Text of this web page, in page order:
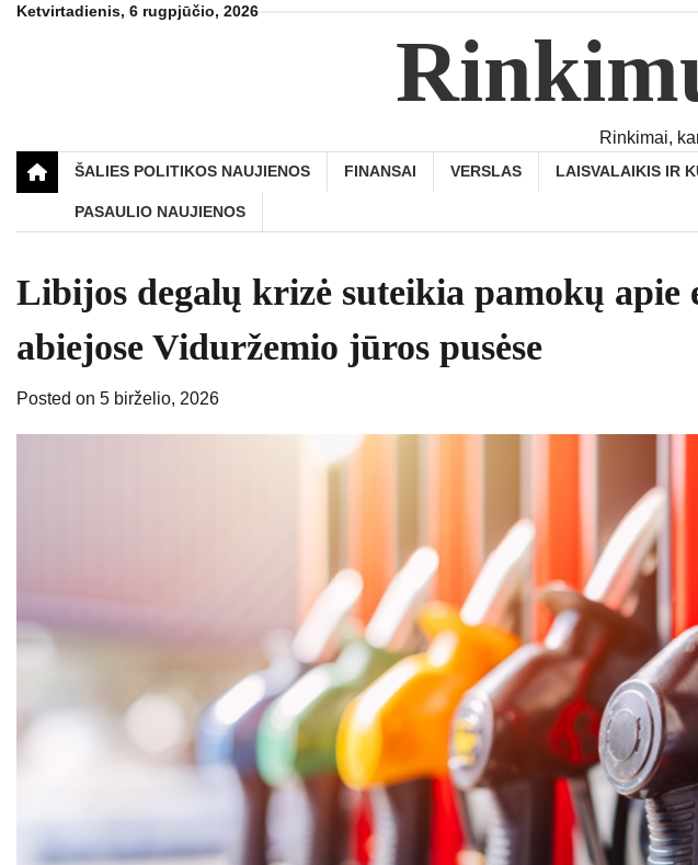
SkipKetvirtadienis, 6 rugpjūčio, 2026
Rinkimai,
ŠALIES POLITIKOS NAUJIENOS FINANSAI VERSLAS LAISVALAIKIS IR
PASAULIO NAUJIENOS
Libijos degalų krizė suteikia pamokų apie
abiejose Viduržemio jūros pusėse
Posted on 5 birželio, 2026